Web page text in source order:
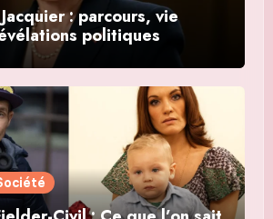
: parcours, vie
politiques